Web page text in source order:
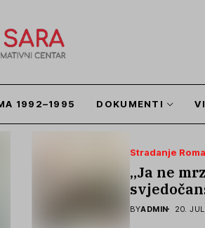
1992–1995 DOKUMENTI
Stradanje
„Ja ne
zaboraviti
BYADMIN 20.